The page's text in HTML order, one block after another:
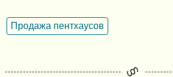
Продажа пентхаусов